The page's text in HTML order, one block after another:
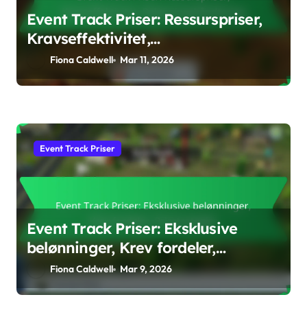
Event Track Priser: Ressurspriser,
Kravseffektivitet,
Belønningshåndtering
Fiona Caldwell Mar 11, 2026
Event Track Priser
Event Track Priser: Eksklusive
belønninger, Krev fordeler,
Prisstrategier
Fiona Caldwell Mar 9, 2026